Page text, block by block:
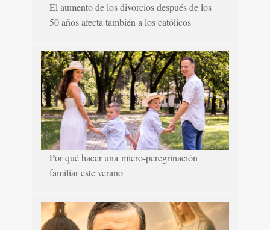
El aumento de los divorcios después de los
50 años afecta también a los católicos
Por qué hacer una micro-peregrinación
familiar este verano